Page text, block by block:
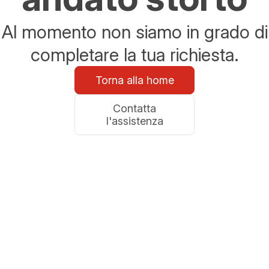
Al momento non siamo in grado di
completare la tua richiesta.
Torna alla home
Contatta
l'assistenza